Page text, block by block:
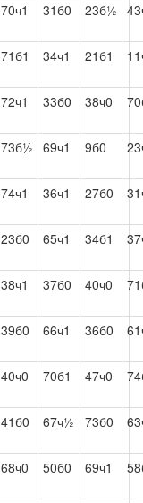
70ч1 31б0 23б½
71б1 34ч1 21б1
72ч1 33б0 38ч0
73б½ 69ч1 9б0
74ч1 36ч1 27б0
23б0 65ч1 34б1
38ч1 37б0 40ч0
39б0 66ч1 36б0
40ч0 70б1 47ч0
41б0 67ч½ 73б0
68ч0 50б0 69ч1